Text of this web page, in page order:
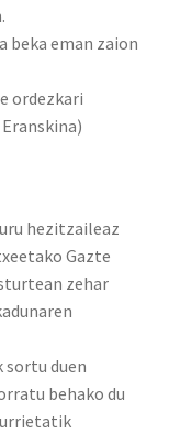
eman zaion
ordezkari
hezitzaileaz
Gazte
zehar
sortu duen
behako du